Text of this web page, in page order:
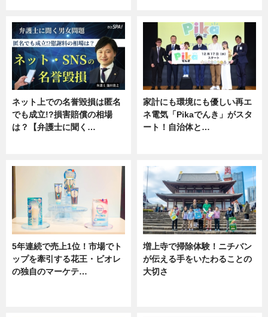
ネット上での名誉毀損は匿名
でも成立!?損害賠償の相場
は？【弁護士に聞く…
家計にも環境にも優しい再エ
ネ電気「Pikaでんき」がスタ
ート！自治体と…
5年連続で売上1位！市場でト
ップを牽引する花王・ビオレ
の独自のマーケテ…
増上寺で掃除体験！ニチバン
が伝える手をいたわることの
大切さ